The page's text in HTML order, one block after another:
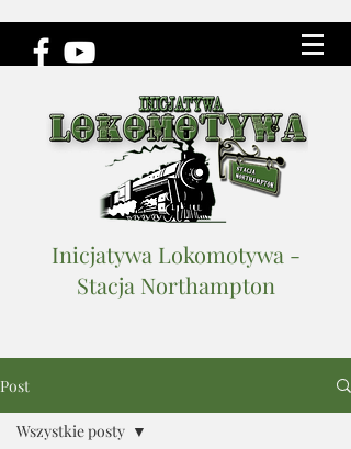
Inicjatywa Lokomotywa -
Stacja Northampton
Post
Wszystkie posty